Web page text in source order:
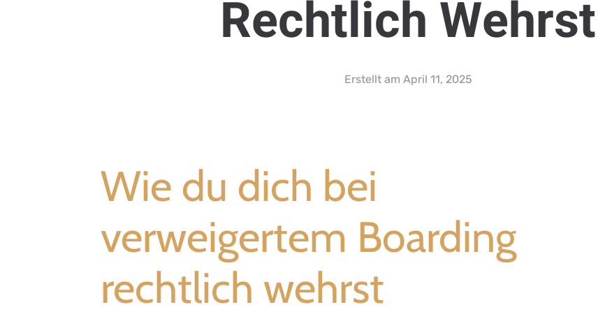
Rechtlich Wehrst
Erstellt am April 11, 2025
Wie du dich bei
verweigertem Boarding
rechtlich wehrst